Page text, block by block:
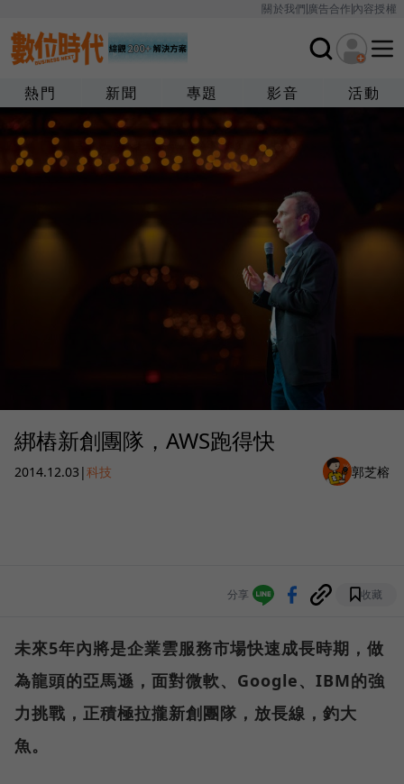
關於我們廣告合作內容授權
熱門 新聞 專題 影音 活動
綁樁新創團隊，AWS跑得快
2014.12.03 |科技 郭芝榕
分享 收藏
未來5年內將是企業雲服務市場快速成長時期，做
為龍頭的亞馬遜，面對微軟、Google、IBM的強
力挑戰，正積極拉攏新創團隊，放長線，釣大
魚。